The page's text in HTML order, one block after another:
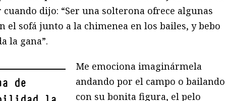
dijo: “Ser una solterona ofrece algunas
el sofá junto a la chimenea en los bailes, y bebo
la gana”.
de
Me emociona imaginármela
andando por el campo o bailando
con su bonita figura, el pelo